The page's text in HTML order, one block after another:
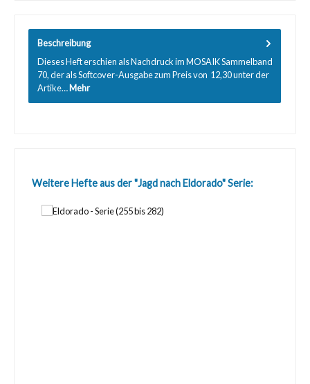
Beschreibung
Dieses Heft erschien als Nachdruck im MOSAIK Sammelband
70, der als Softcover-Ausgabe zum Preis von  12,30 unter der
Artike…Mehr
Produktgalerie überspringen
Weitere Hefte aus der "Jagd nach Eldorado" Serie: